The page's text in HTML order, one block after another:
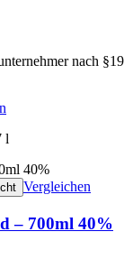
nach §19
l
Vergleichen
– 700ml 40%